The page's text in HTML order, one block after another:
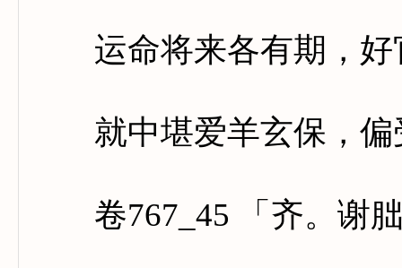
运命将来各有期，好
就中堪爱羊玄保，偏
卷767_45 「齐。谢